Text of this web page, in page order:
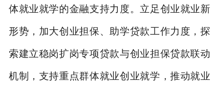
体就业就学的金融支持力度。立足创业就业新
形势，加大创业担保、助学贷款工作力度，探
索建立稳岗扩岗专项贷款与创业担保贷款联动
机制，支持重点群体就业创业就学，推动就业